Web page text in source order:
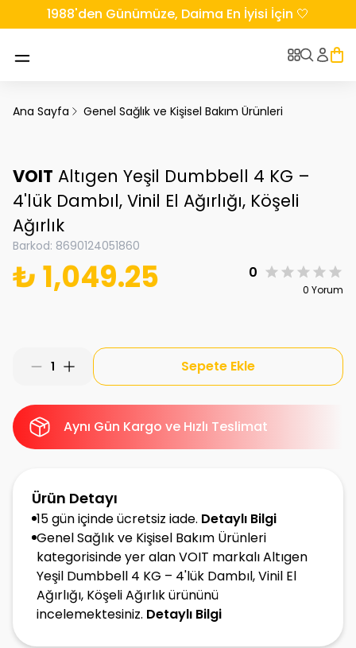
1988'den Günümüze, Daima En İyisi İçin 🤍
Ana Sayfa Genel Sağlık ve Kişisel Bakım Ürünleri
VOIT Altıgen Yeşil Dumbbell 4 KG –
4'lük Dambıl, Vinil El Ağırlığı, Köşeli
Ağırlık
Barkod: 8690124051860
₺ 1,049.25 0
0 Yorum
1 Sepete Ekle
Aynı Gün Kargo ve Hızlı Teslimat
Ürün Detayı
15 gün içinde ücretsiz iade. Detaylı Bilgi
Genel Sağlık ve Kişisel Bakım Ürünleri
kategorisinde yer alan VOIT markalı Altıgen
Yeşil Dumbbell 4 KG – 4'lük Dambıl, Vinil El
Ağırlığı, Köşeli Ağırlık ürününü
incelemektesiniz. Detaylı Bilgi